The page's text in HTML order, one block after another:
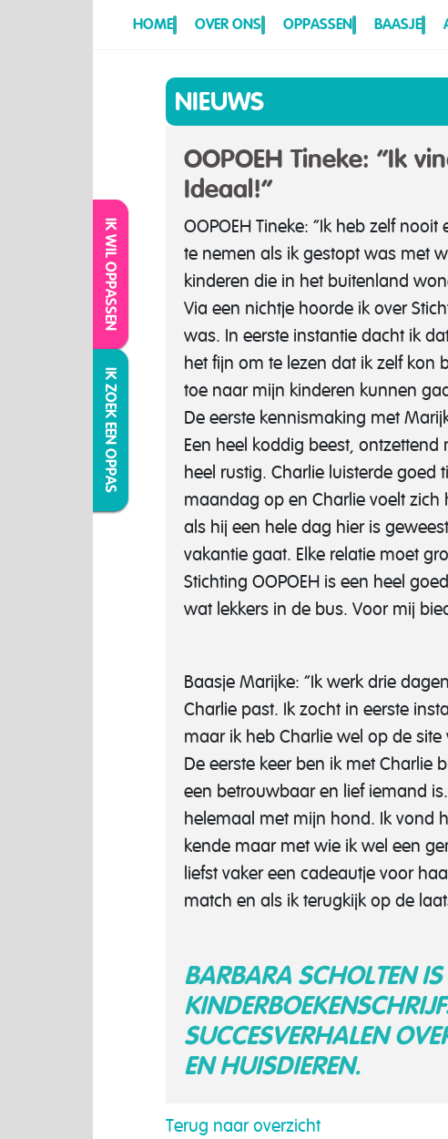
HOME OVER ONS OPPASSEN BAASJE
IK WIL OPPASSEN
IK ZOEK EEN OPPAS
NIEUWS
OOPOEH Tineke: “Ik
Ideaal!”
OOPOEH Tineke: “Ik heb zelf
te nemen als ik gestopt was met
kinderen die in het buitenland
Via een nichtje hoorde ik over
was. In eerste instantie dacht ik
het fijn om te lezen dat ik zelf kon
toe naar mijn kinderen kunnen
De eerste kennismaking met
Een heel koddig beest,
heel rustig. Charlie luisterde goed
maandag op en Charlie voelt
als hij een hele dag hier is
vakantie gaat. Elke relatie moet
Stichting OOPOEH is een heel
wat lekkers in de bus. Voor mij
Baasje Marijke: “Ik werk drie
Charlie past. Ik zocht in eerste
maar ik heb Charlie wel op de site
De eerste keer ben ik met Charlie
een betrouwbaar en lief iemand
helemaal met mijn hond. Ik vond
kende maar met wie ik wel een
liefst vaker een cadeautje voor
match en als ik terugkijk op de
BARBARA SCHOLTEN
SUCCESVERHALEN
EN HUISDIEREN.
Terug naar overzicht